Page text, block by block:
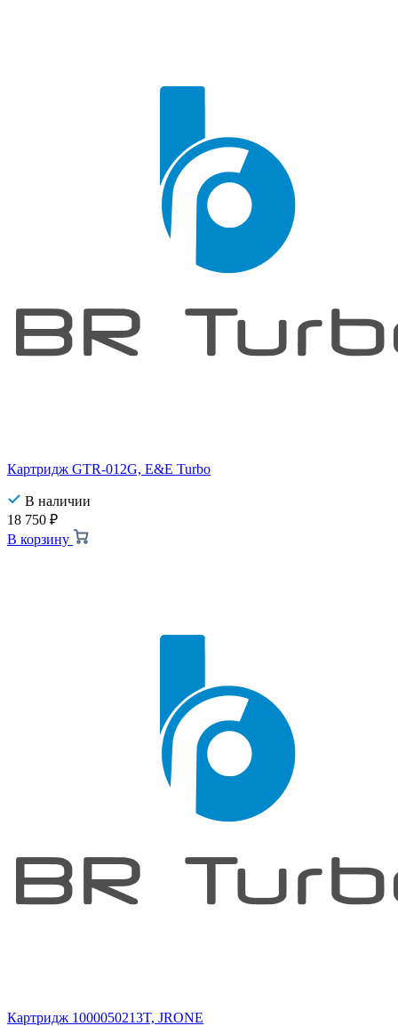
Картридж GTR-012G, E&E Turbo
В наличии
18 750 ₽
В корзину
Картридж 1000050213T, JRONE